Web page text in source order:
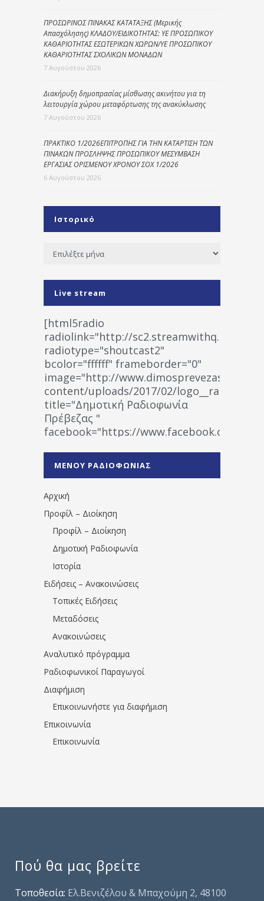
ΠΡΟΣΩΡΙΝΟΣ ΠΙΝΑΚΑΣ ΚΑΤΑΤΑΞΗΣ (Μερικής
Απασχόλησης) ΚΛΑΔΟΥ/ΕΙΔΙΚΟΤΗΤΑΣ: ΥΕ ΠΡΟΣΩΠΙΚΟΥ
ΚΑΘΑΡΙΟΤΗΤΑΣ ΕΣΩΤΕΡΙΚΩΝ ΧΩΡΩΝ/ΥΕ ΠΡΟΣΩΠΙΚΟΥ
ΚΑΘΑΡΙΟΤΗΤΑΣ ΣΧΟΛΙΚΩΝ ΜΟΝΑΔΩΝ
7 Αυγούστου 2026
Διακήρυξη δημοπρασίας μίσθωσης ακινήτου για τη
λειτουργία χώρου μεταφόρτωσης της ανακύκλωσης
7 Αυγούστου 2026
ΠΡΑΚΤΙΚΟ 1/2026ΕΠΙΤΡΟΠΗΣ ΓΙΑ ΤΗΝ ΚΑΤΑΡΤΙΣΗ ΤΩΝ
ΠΙΝΑΚΩΝ ΠΡΟΣΛΗΨΗΣ ΠΡΟΣΩΠΙΚΟΥ ΜΕΣΥΜΒΑΣΗ
ΕΡΓΑΣΙΑΣ ΟΡΙΣΜΕΝΟΥ ΧΡΟΝΟΥ ΣΟΧ 1/2026
6 Αυγούστου 2026
Ιστορικό
Ιστορικό
Live stream
[html5radio
radiolink="http://
radiotype="shoutcast2"
bcolor="ffffff" frameborder="0"
image="http://www.dimosprevezas.gr/wp-
content/uploads/2017/02/
title="Δημοτική Ραδιοφωνία
Πρέβεζας "
facebook="https://www.facebook.com/
1531194763766854/" artist="" ]
ΜΕΝΟΥ ΡΑΔΙΟΦΩΝΙΑΣ
Αρχική
Προφίλ – Διοίκηση
Προφίλ – Διοίκηση
Δημοτική Ραδιοφωνία
Ιστορία
Ειδήσεις – Ανακοινώσεις
Τοπικές Ειδήσεις
Μεταδόσεις
Ανακοινώσεις
Αναλυτικό πρόγραμμα
Ραδιοφωνικοί Παραγωγοί
Διαφήμιση
Επικοινωνήστε για διαφήμιση
Επικοινωνία
Επικοινωνία
Πού θα μας βρείτε
Τοποθεσία: Ελ.Βενιζέλου & Μπαχούμη 2, 48100